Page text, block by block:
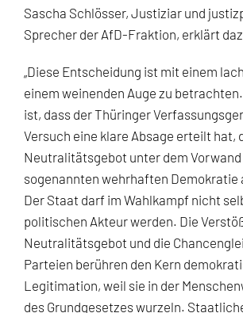
Sascha Schlösser, Justiziar und
Sprecher der AfD-Fraktion, erklärt
„Diese Entscheidung ist mit einem
einem weinenden Auge zu
ist, dass der Thüringer
Versuch eine klare Absage erteilt hat,
Neutralitätsgebot unter dem
sogenannten wehrhaften Demokratie
Der Staat darf im Wahlkampf nicht
politischen Akteur werden. Die
Neutralitätsgebot und die
Parteien berühren den Kern
Legitimation, weil sie in der
des Grundgesetzes wurzeln.